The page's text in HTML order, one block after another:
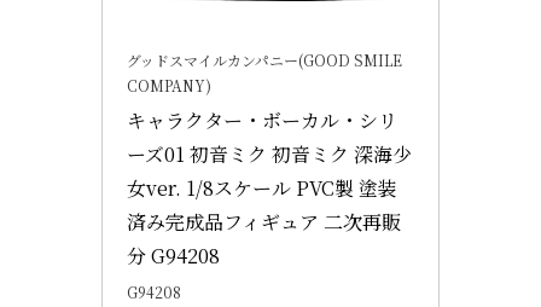
グッドスマイルカンパニー(GOOD SMILE
COMPANY)
キャラクター・ボーカル・シリ
ーズ01 初音ミク 初音ミク 深海少
女ver. 1/8スケール PVC製 塗装
済み完成品フィギュア 二次再販
分 G94208
G94208